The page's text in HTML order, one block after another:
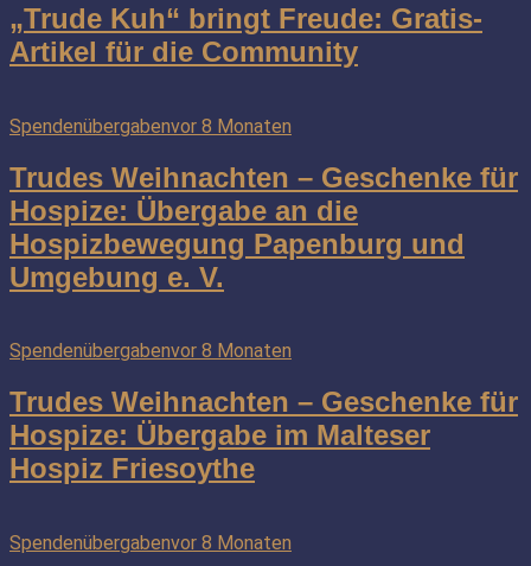
„Trude Kuh“ bringt Freude: Gratis-
Artikel für die Community
Spendenübergabenvor 8 Monaten
Trudes Weihnachten – Geschenke für
Hospize: Übergabe an die
Hospizbewegung Papenburg und
Umgebung e. V.
Spendenübergabenvor 8 Monaten
Trudes Weihnachten – Geschenke für
Hospize: Übergabe im Malteser
Hospiz Friesoythe
Spendenübergabenvor 8 Monaten